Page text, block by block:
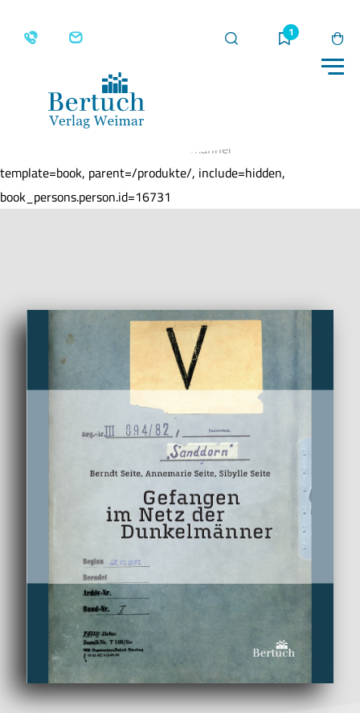
Merkliste
Home Produkte
Dunkelmänner
template=book, parent=/produkte/, include=hidden,
book_persons.person.id=16731